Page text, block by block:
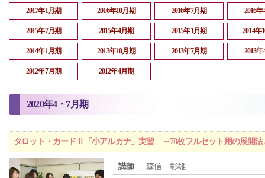
2017年1月期 2016年10月期 2016年7月期 2016
2015年7月期 2015年4月期 2015年1月期 2014年
2014年1月期 2013年10月期 2013年7月期 2013
2012年7月期 2012年4月期
2020年4・7月期
タロット・カードⅡ「小アルカナ」実習 ～78枚フルセット用の展開法
講師 森信 彰雄